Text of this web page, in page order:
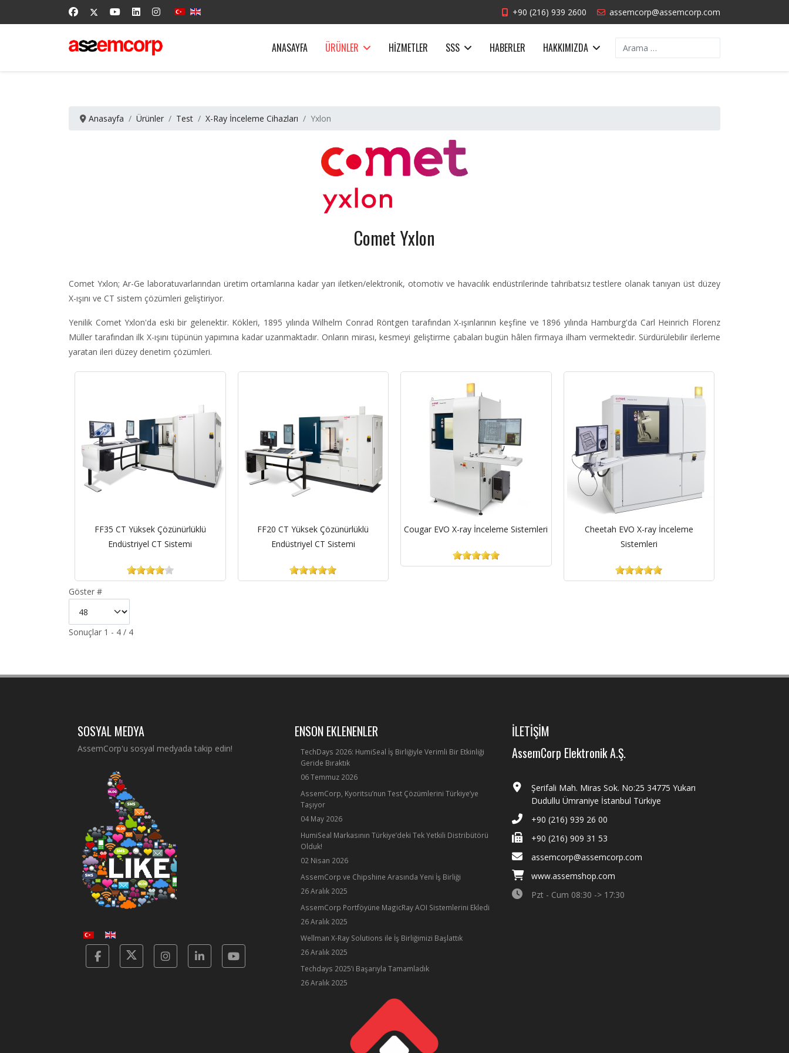
+90 (216) 939 2600 assemcorp@assemcorp.com
ANASAYFA ÜRÜNLER HIZMETLER SSS HABERLER HAKKIMIZDA Arama
Anasayfa Ürünler Test X-Ray İnceleme Cihazları Yxlon
Comet Yxlon
Comet Yxlon; Ar-Ge laboratuvarlarından üretim ortamlarına kadar yarı iletken/elektronik, otomotiv ve havacılık endüstrilerinde tahribatsız testlere olanak tanıyan üst düzey
X-ışını ve CT sistem çözümleri geliştiriyor.
Yenilik Comet Yxlon'da eski bir gelenektir. Kökleri, 1895 yılında Wilhelm Conrad Röntgen tarafından X-ışınlarının keşfine ve 1896 yılında Hamburg'da Carl Heinrich Florenz
Müller tarafından ilk X-ışını tüpünün yapımına kadar uzanmaktadır. Onların mirası, kesmeyi geliştirme çabaları bugün hâlen firmaya ilham vermektedir. Sürdürülebilir ilerleme
yaratan ileri düzey denetim çözümleri.
FF35 CT Yüksek Çözünürlüklü
Endüstriyel CT Sistemi
FF20 CT Yüksek Çözünürlüklü
Endüstriyel CT Sistemi
Cougar EVO X-ray İnceleme Sistemleri
Cheetah EVO X-ray İnceleme
Sistemleri
Göster #
Sonuçlar 1 - 4 / 4
SOSYAL MEDYA
AssemCorp'u sosyal medyada takip edin!
FacebookTwitterInstagramLinkedinYotube
ENSON EKLENENLER
TechDays 2026: HumiSeal İş Birliğiyle Verimli Bir Etkinliği
Geride Bıraktık
06 Temmuz 2026
AssemCorp, Kyoritsu’nun Test Çözümlerini Türkiye’ye
Taşıyor
04 May 2026
HumiSeal Markasının Türkiye’deki Tek Yetkili Distribütörü
Olduk!
02 Nisan 2026
AssemCorp ve Chipshine Arasında Yeni İş Birliği
26 Aralık 2025
AssemCorp Portföyüne MagicRay AOI Sistemlerini Ekledi
26 Aralık 2025
Wellman X-Ray Solutions ile İş Birliğimizi Başlattık
26 Aralık 2025
Techdays 2025’i Başarıyla Tamamladık
26 Aralık 2025
İLETİŞİM
AssemCorp Elektronik A.Ş.
Şerifali Mah. Miras Sok. No:25 34775 Yukarı
Dudullu Ümraniye İstanbul Türkiye
+90 (216) 939 26 00
+90 (216) 909 31 53
assemcorp@assemcorp.com
www.assemshop.com
Pzt - Cum 08:30 -> 17:30